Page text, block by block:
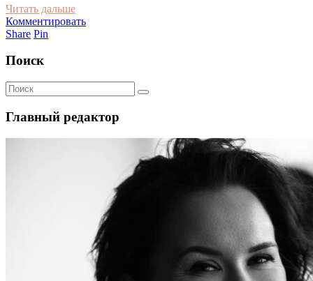
Читать дальше
Комментировать
Share Pin
Поиск
Главный редактор